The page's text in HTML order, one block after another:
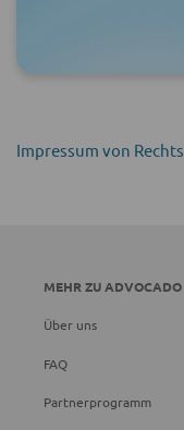
Impressum von
MEHR ZU ADVOCADO
Über uns
FAQ
Partnerprogramm